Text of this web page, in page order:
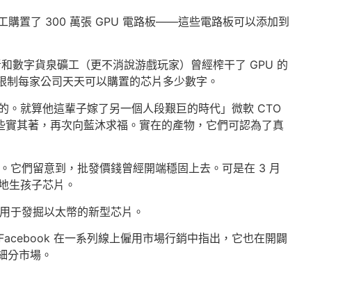
購置了 300 萬張 GPU 電路板——這些電路板可以添加到
數字貨泉礦工（更不消說游戲玩家）曾經榨干了 GPU 的
每家公司天天可以購置的芯片多少數字。
。就算他這輩子嫁了另一個人段艱巨的時代」微軟 CTO
其著，再次向藍沐求福。實在的產物，它們可認為了真
它們留意到，批發價錢曾經開端穩固上去。可是在 3 月
生孩子芯片。
于發掘以太幣的新型芯片。
在一系列線上僱用市場行銷中指出，它也在開闢
分市場。